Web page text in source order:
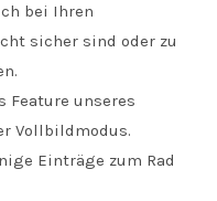
bei Ihren
sicher sind oder zu
Feature unseres
Vollbildmodus.
Einträge zum Rad